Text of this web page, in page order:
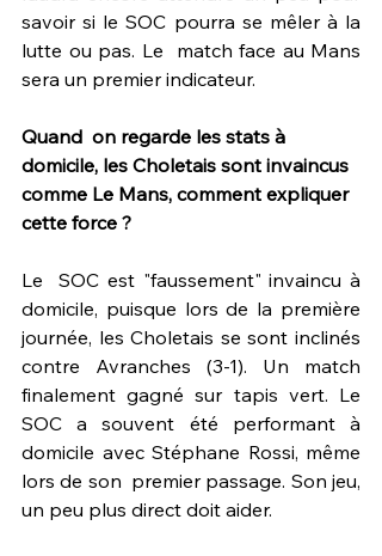
savoir si le SOC pourra se mêler à la
lutte ou pas. Le  match face au Mans
sera un premier indicateur.
Quand  on regarde les stats à
domicile, les Choletais sont invaincus
comme Le Mans, comment expliquer
cette force ?
Le  SOC est "faussement" invaincu à
domicile, puisque lors de la première
journée, les Choletais se sont inclinés
contre Avranches (3-1). Un match
finalement gagné sur tapis vert. Le
SOC a souvent été performant à
domicile avec Stéphane Rossi, même
lors de son  premier passage. Son jeu,
un peu plus direct doit aider.